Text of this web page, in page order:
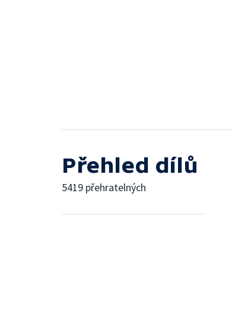
Přehled dílů
5419 přehratelných